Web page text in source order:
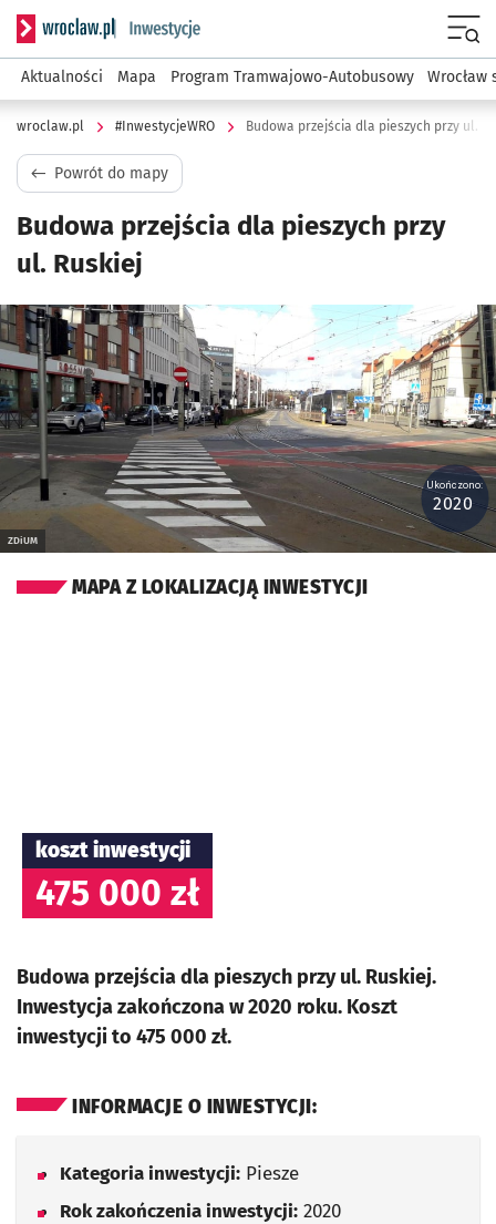
Serwis informacyjny wroclaw.pl podserwis:
Aktualności Mapa Program Tramwajowo-Autobusowy Wrocław
wroclaw.pl #InwestycjeWRO Budowa przejścia dla pieszych przy ul.
Powrót do mapy
Budowa przejścia dla pieszych przy
ul. Ruskiej
Kliknij, aby powiększyć
ZDiUM
Ukończono:
2020
MAPA Z LOKALIZACJĄ INWESTYCJI
koszt inwestycji
475 000 zł
Budowa przejścia dla pieszych przy ul. Ruskiej.
Inwestycja zakończona w 2020 roku. Koszt
inwestycji to 475 000 zł.
INFORMACJE O INWESTYCJI:
Kategoria inwestycji: Piesze
Rok zakończenia inwestycji: 2020